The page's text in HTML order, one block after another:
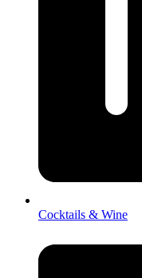
Cocktails & Wine